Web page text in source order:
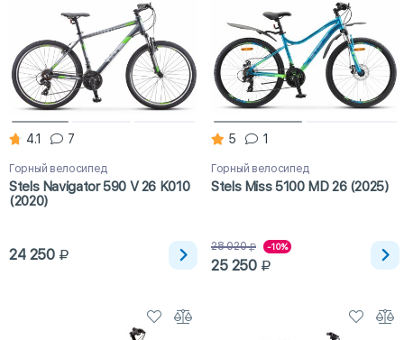
4.1 7
Горный велосипед
Stels Navigator 590 V 26 K010
(2020)
24 250
5 1
Горный велосипед
Stels Miss 5100 MD 26 (2025)
28 020 -10%
25 250